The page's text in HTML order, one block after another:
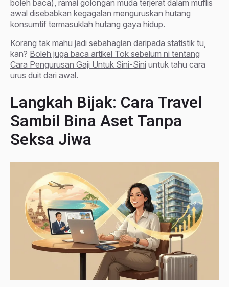
boleh baca), ramai golongan muda terjerat dalam muflis
awal disebabkan kegagalan menguruskan hutang
konsumtif termasuklah hutang gaya hidup.
Korang tak mahu jadi sebahagian daripada statistik tu,
kan? Boleh juga baca artikel Tok sebelum ni tentang
Cara Pengurusan Gaji Untuk Sini-Sini untuk tahu cara
urus duit dari awal.
Langkah Bijak: Cara Travel
Sambil Bina Aset Tanpa
Seksa Jiwa